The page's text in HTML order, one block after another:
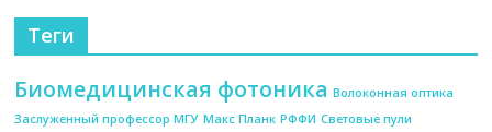
Теги
Биомедицинская фотоника Волоконная оптика
Заслуженный профессор МГУ Макс Планк РФФИ Световые пули